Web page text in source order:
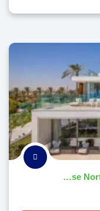
قرية تركواز الساحل الشمالي - Turquoise North Coast